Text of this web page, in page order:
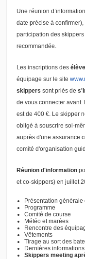
Une réunion
date précise à
participation des
recommandée.
Les inscriptions des
équipage sur le site
skippers sont priés de
de vous connecter
est de 400 €. Le skipper
obligé à souscrire soi-
auprès d'une assurance
comité d'organisation
Réunion d'information
et co-skippers) en juillet
Présentation générale
Programme
Comité de course
Météo et marées
Rencontre des
Vêtements
Tirage au sort des
Dernières
Skippers meeting